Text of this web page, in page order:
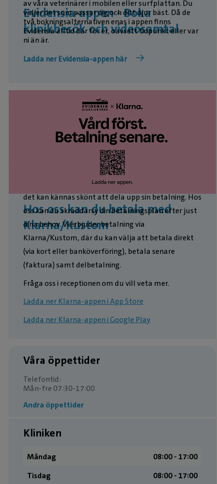
Evidensia-appen - Boka
klinikbesök och videosamtal
av våra veterinärer i mobilen eller surfplattan. Du
väljer det som passar dig och ditt djur bäst. Då de
två bokningsalternativen enas i appen finns
Evidensia alltid där för er, oavsett tidpunkt eller var
ni än är.
Ladda ner Evidensia-appen här
Hos oss kan du betala med
Klarna/Kustom
Ibland kommer en veterinärkostnad oväntat och
det kan kännas skönt att dela upp sin betalning. Hos
oss kan du skräddarsy din betalningsplan efter just
dina behov. Vi erbjuder betalning via
Klarna/Kustom, där du kan välja att betala direkt
(via kort eller banköverföring), betala senare
(faktura) samt delbetalning.
Fråga oss i receptionen om du vill veta mer.
Ladda ner Klarna-appen i App Store
Ladda ner Klarna-appen i Google Play
Våra öppettider
Telefontid:
Mån-fre 07:30-17:00
Andra öppettider
Kliniken
Måndag
08:00 ­- 17:00
Tisdag
08:00 ­- 17:00